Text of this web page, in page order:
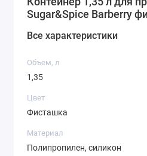
Sugar&Spice Вarberry
Все характеристики
Объем, л
1,35
Цвет
Фисташка
Материал
Полипропилен, силикон